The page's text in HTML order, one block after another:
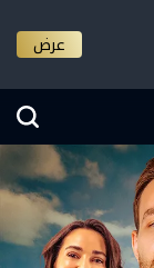
عرض